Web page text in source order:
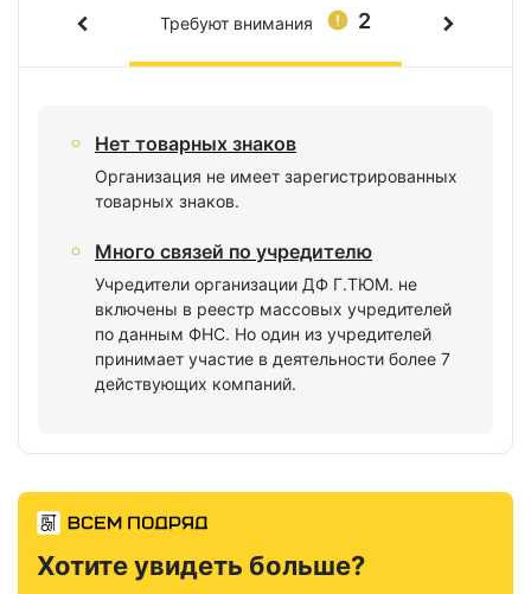
2
Требуют внимания
Нет товарных знаков
Организация не имеет зарегистрированных
товарных знаков.
Много связей по учредителю
Учредители организации ДФ Г.ТЮМ. не
включены в реестр массовых учредителей
по данным ФНС. Но один из учредителей
принимает участие в деятельности более 7
действующих компаний.
Хотите увидеть больше?